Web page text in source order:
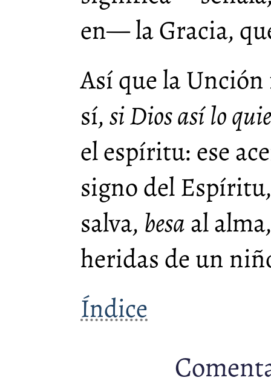
en— la Gracia,
Así que la
sí,si Dios así lo
el espíritu: ese
signo del
salva, besaal
heridas de un
Índice